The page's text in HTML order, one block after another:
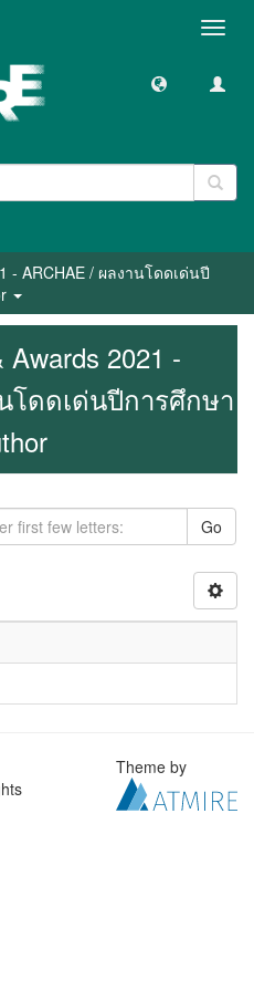
- ARCHAE / ผลงานโดดเด่นปี
Awards 2021 -
โดดเด่นปีการศึกษา
Go
Theme by